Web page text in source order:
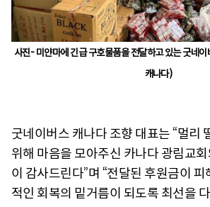
사진- 미얀마에 긴급 구호물품을 전달하고 있는 굿네
캐나다)
굿네이버스 캐나다 조향 대표는 “멀리
위해 마음을 모아주신 카나다 광림교
이 감사드린다”며 “전달된 후원금이
적인 회복의 밑거름이 되도록 최선을